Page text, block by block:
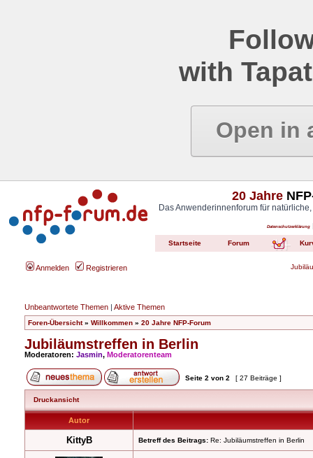
with
Open in
20 Jahre
Das Anwenderinnenforum für
Datenschutzerklärung
Startseite Forum
Anmelden Registrieren
Unbeantwortete Themen | Aktive Themen
Foren-Übersicht» Willkommen » 20 Jahre NFP-Forum
Jubiläumstreffen in Berlin
Moderatoren: Jasmin, Moderatorenteam
Seite 2 von 2 [ 27 Beiträge ]
Druckansicht
Autor
KittyB Betreff des Beitrags: Re: Jubiläumstreffen in Berlin